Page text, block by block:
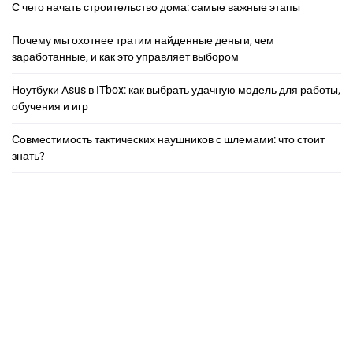
С чего начать строительство дома: самые важные этапы
Почему мы охотнее тратим найденные деньги, чем
заработанные, и как это управляет выбором
Ноутбуки Asus в ITbox: как выбрать удачную модель для работы,
обучения и игр
Совместимость тактических наушников с шлемами: что стоит
знать?